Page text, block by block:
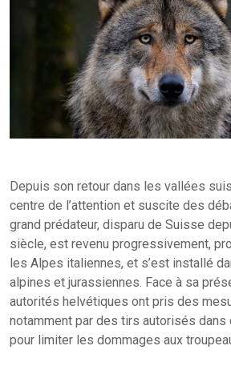
Depuis son retour dans les vallées
centre de l’attention et suscite des
grand prédateur, disparu de Suisse
siècle, est revenu progressivement,
les Alpes italiennes, et s’est installé
alpines et jurassiennes. Face à sa
autorités helvétiques ont pris des
notamment par des tirs autorisés
pour limiter les dommages aux